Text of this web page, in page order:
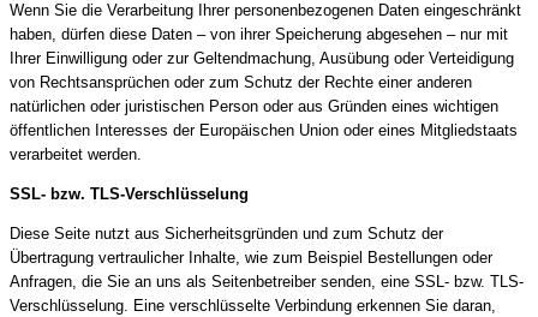
Wenn Sie die Verarbeitung Ihrer personenbezogenen Daten eingeschränkt
haben, dürfen diese Daten – von ihrer Speicherung abgesehen – nur mit
Ihrer Einwilligung oder zur Geltendmachung, Ausübung oder Verteidigung
von Rechtsansprüchen oder zum Schutz der Rechte einer anderen
natürlichen oder juristischen Person oder aus Gründen eines wichtigen
öffentlichen Interesses der Europäischen Union oder eines Mitgliedstaats
verarbeitet werden.
SSL- bzw. TLS-Verschlüsselung
Diese Seite nutzt aus Sicherheitsgründen und zum Schutz der
Übertragung vertraulicher Inhalte, wie zum Beispiel Bestellungen oder
Anfragen, die Sie an uns als Seitenbetreiber senden, eine SSL- bzw. TLS-
Verschlüsselung. Eine verschlüsselte Verbindung erkennen Sie daran,